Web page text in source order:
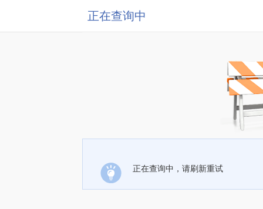
正在查询中
正在查询中，请刷新重试